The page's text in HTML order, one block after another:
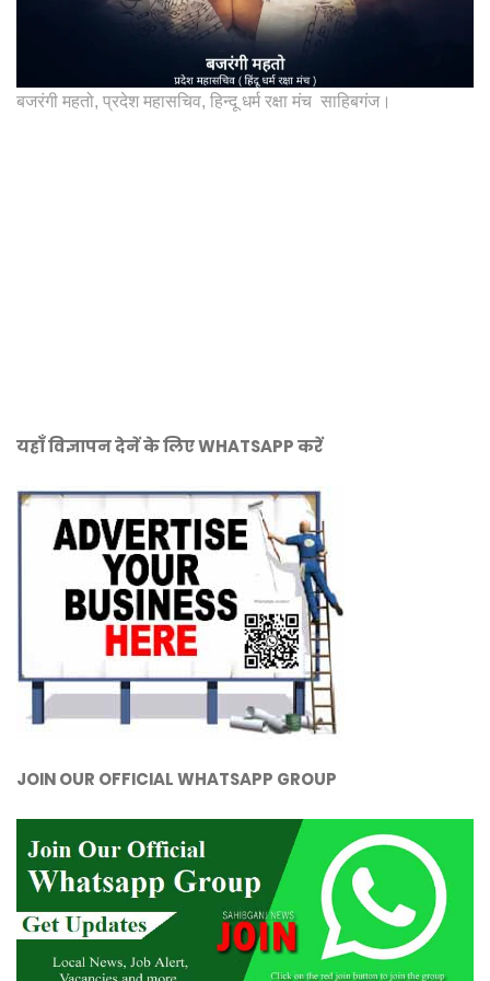
बजरंगी महतो, प्रदेश महासचिव, हिन्दू धर्म रक्षा मंच साहिबगंज।
यहाँ विज्ञापन देनें के लिए WHATSAPP करें
JOIN OUR OFFICIAL WHATSAPP GROUP